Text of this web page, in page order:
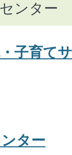
ンター
子育て
ター